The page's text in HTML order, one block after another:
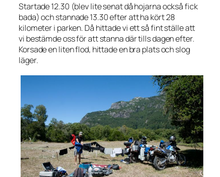
Startade 12.30 (blev lite senat då hojarna också fick
bada) och stannade 13.30 efter att ha kört 28
kilometer i parken. Då hittade vi ett så fint ställe att
vi bestämde oss för att stanna där tills dagen efter.
Korsade en liten flod, hittade en bra plats och slog
läger.